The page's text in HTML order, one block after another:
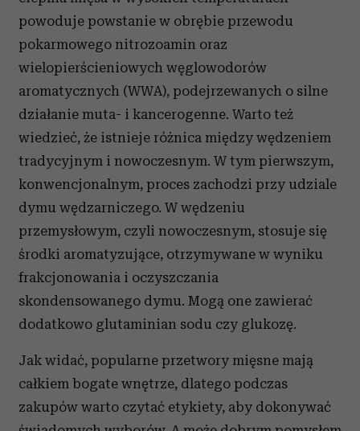
powoduje powstanie w obrębie przewodu
pokarmowego nitrozoamin oraz
wielopierścieniowych węglowodorów
aromatycznych (WWA), podejrzewanych o silne
działanie muta- i kancerogenne. Warto też
wiedzieć, że istnieje różnica między wędzeniem
tradycyjnym i nowoczesnym. W tym pierwszym,
konwencjonalnym, proces zachodzi przy udziale
dymu wędzarniczego. W wędzeniu
przemysłowym, czyli nowoczesnym, stosuje się
środki aromatyzujące, otrzymywane w wyniku
frakcjonowania i oczyszczania
skondensowanego dymu. Mogą one zawierać
dodatkowo glutaminian sodu czy glukozę.
Jak widać, popularne przetwory mięsne mają
całkiem bogate wnętrze, dlatego podczas
zakupów warto czytać etykiety, aby dokonywać